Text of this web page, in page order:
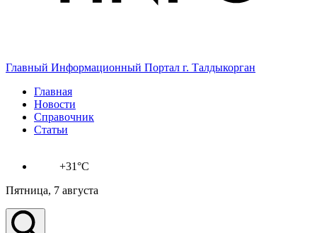
Главный Информационный Портал г. Талдыкорган
Главная
Новости
Справочник
Статьи
+31°C
Пятница, 7 августа